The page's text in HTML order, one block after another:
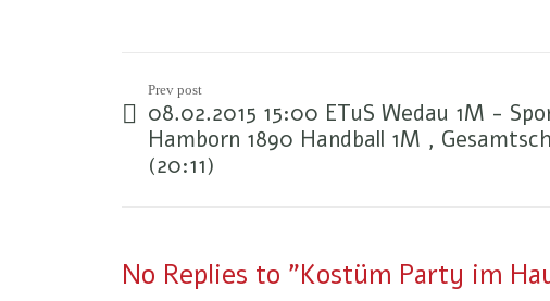
Prev post
08.02.2015 15:00 ETuS Wedau 1M -
Hamborn 1890 Handball 1M ,
(20:11)
No Replies to "Kostüm Party im